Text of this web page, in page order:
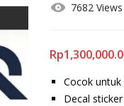
7682 Views
Rp
Cocok
Decal